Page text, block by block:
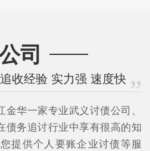
司
收经验 实力强 速度快
华一家专业武义讨债公司、
债务追讨行业中享有很高的知
提供个人要账企业讨债等服